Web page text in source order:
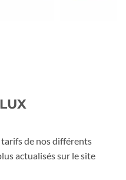
de nos différents
actualisés sur le site